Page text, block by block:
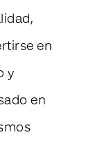
en
y
en